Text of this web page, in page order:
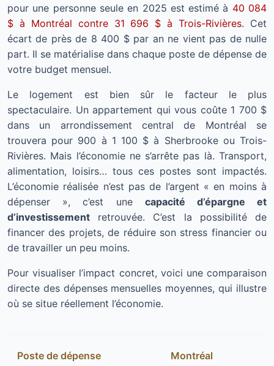
pour une personne seule en 2025 est estimé à 40 084
$ à Montréal contre 31 696 $ à Trois-Rivières. Cet
écart de près de 8 400 $ par an ne vient pas de nulle
part. Il se matérialise dans chaque poste de dépense de
votre budget mensuel.
Le logement est bien sûr le facteur le plus
spectaculaire. Un appartement qui vous coûte 1 700 $
dans un arrondissement central de Montréal se
trouvera pour 900 à 1 100 $ à Sherbrooke ou Trois-
Rivières. Mais l’économie ne s’arrête pas là. Transport,
alimentation, loisirs… tous ces postes sont impactés.
L’économie réalisée n’est pas de l’argent « en moins à
dépenser », c’est une capacité d’épargne et
d’investissement retrouvée. C’est la possibilité de
financer des projets, de réduire son stress financier ou
de travailler un peu moins.
Pour visualiser l’impact concret, voici une comparaison
directe des dépenses mensuelles moyennes, qui illustre
où se situe réellement l’économie.
Poste de dépense Montréal